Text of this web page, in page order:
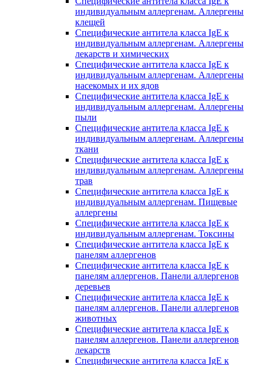
индивидуальным аллергенам. Аллергены
клещей
Специфические антитела класса IgE к
индивидуальным аллергенам. Аллергены
лекарств и химических
Специфические антитела класса IgE к
индивидуальным аллергенам. Аллергены
насекомых и их ядов
Специфические антитела класса IgE к
индивидуальным аллергенам. Аллергены
пыли
Специфические антитела класса IgE к
индивидуальным аллергенам. Аллергены
ткани
Специфические антитела класса IgE к
индивидуальным аллергенам. Аллергены
трав
Специфические антитела класса IgE к
индивидуальным аллергенам. Пищевые
аллергены
Специфические антитела класса IgE к
индивидуальным аллергенам. Токсины
Специфические антитела класса IgE к
панелям аллергенов
Специфические антитела класса IgE к
панелям аллергенов. Панели аллергенов
деревьев
Специфические антитела класса IgE к
панелям аллергенов. Панели аллергенов
животных
Специфические антитела класса IgE к
панелям аллергенов. Панели аллергенов
лекарств
Специфические антитела класса IgE к